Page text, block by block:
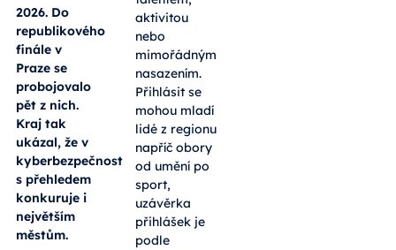
2026. Do
republikového
finále v
Praze se
probojovalo
pět z nich.
Kraj tak
ukázal, že v
kyberbezpečnosti
s přehledem
konkuruje i
největším
městům.
aktivitou
nebo
mimořádným
nasazením.
Přihlásit se
mohou mladí
lidé z regionu
napříč obory
od umění po
sport,
uzávěrka
přihlášek je
podle